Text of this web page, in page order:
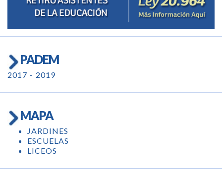
PADEM
2017 - 2019
MAPA
JARDINES
ESCUELAS
LICEOS